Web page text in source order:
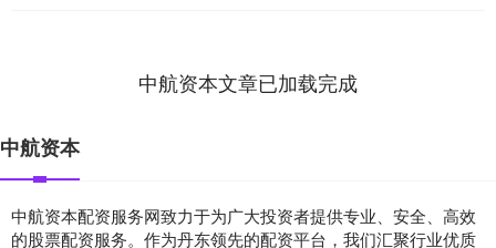
中航资本文章已加载完成
中航资本
中航资本配资服务网致力于为广大投资者提供专业、安全、高效
的股票配资服务。作为丹东领先的配资平台，我们汇聚行业优质